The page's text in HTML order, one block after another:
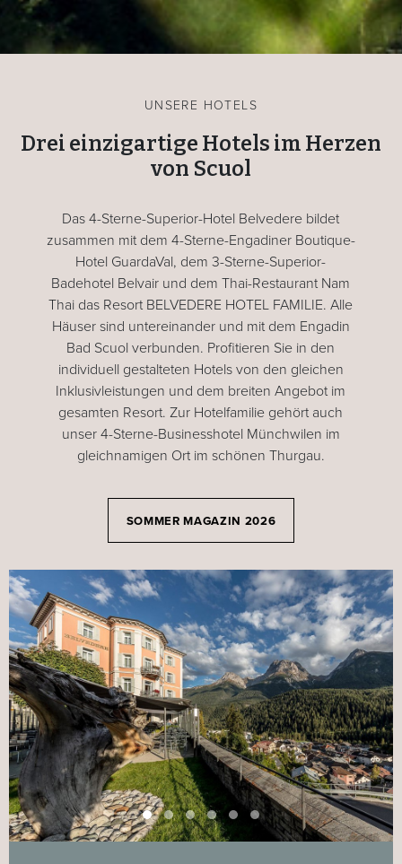
UNSERE HOTELS
Drei einzigartige Hotels im Herzen
von Scuol
Das 4-Sterne-Superior-Hotel Belvedere bildet
zusammen mit dem 4-Sterne-Engadiner Boutique-
Hotel GuardaVal, dem 3-Sterne-Superior-
Badehotel Belvair und dem Thai-Restaurant Nam
Thai das Resort BELVEDERE HOTEL FAMILIE. Alle
Häuser sind untereinander und mit dem Engadin
Bad Scuol verbunden. Profitieren Sie in den
individuell gestalteten Hotels von den gleichen
Inklusivleistungen und dem breiten Angebot im
gesamten Resort. Zur Hotelfamilie gehört auch
unser 4-Sterne-Businesshotel Münchwilen im
gleichnamigen Ort im schönen Thurgau.
SOMMER MAGAZIN 2026